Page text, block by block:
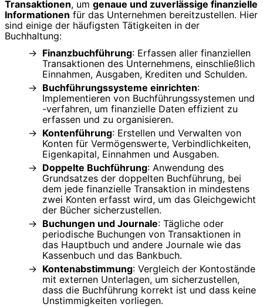
Transaktionen, um genaue und zuverlässige finanzielle
Informationen für das Unternehmen bereitzustellen. Hier
sind einige der häufigsten Tätigkeiten in der
Buchhaltung:
Finanzbuchführung: Erfassen aller finanziellen
Transaktionen des Unternehmens, einschließlich
Einnahmen, Ausgaben, Krediten und Schulden.
Buchführungssysteme einrichten:
Implementieren von Buchführungssystemen und
-verfahren, um finanzielle Daten effizient zu
erfassen und zu organisieren.
Kontenführung: Erstellen und Verwalten von
Konten für Vermögenswerte, Verbindlichkeiten,
Eigenkapital, Einnahmen und Ausgaben.
Doppelte Buchführung: Anwendung des
Grundsatzes der doppelten Buchführung, bei
dem jede finanzielle Transaktion in mindestens
zwei Konten erfasst wird, um das Gleichgewicht
der Bücher sicherzustellen.
Buchungen und Journale: Tägliche oder
periodische Buchungen von Transaktionen in
das Hauptbuch und andere Journale wie das
Kassenbuch und das Bankbuch.
Kontenabstimmung: Vergleich der Kontostände
mit externen Unterlagen, um sicherzustellen,
dass die Buchführung korrekt ist und dass keine
Unstimmigkeiten vorliegen.